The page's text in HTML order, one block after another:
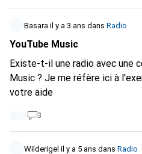
Basara il y a 3 ans dans Radio
YouTube Music
Existe-t-il une radio avec une
Music ? Je me réfère ici à
votre aide
3
Wilderigel il y a 5 ans dans Radio